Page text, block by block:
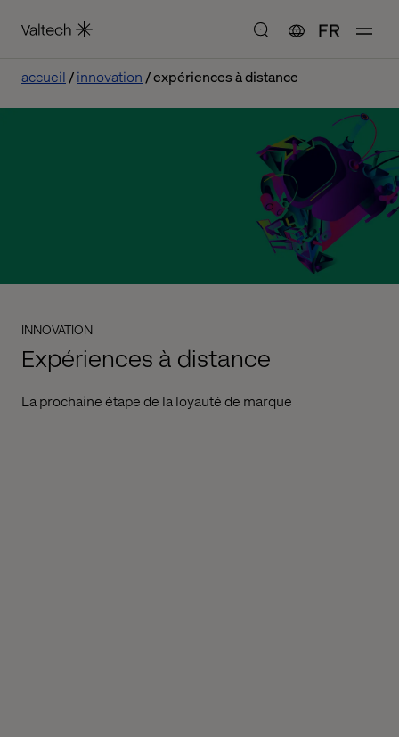
FR
accueil innovation expériences à distance
INNOVATION
Expériences à distance
La prochaine étape de la loyauté de marque